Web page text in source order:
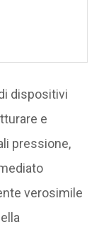
dispositivi
e
pressione,
verosimile